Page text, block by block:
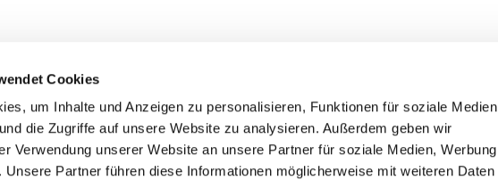
Cookies
um Inhalte und Anzeigen zu personalisieren, Funktionen für soziale Medien
die Zugriffe auf unsere Website zu analysieren. Außerdem geben wir
Verwendung unserer Website an unsere Partner für soziale Medien, Werbung
Unsere Partner führen diese Informationen möglicherweise mit weiteren Daten